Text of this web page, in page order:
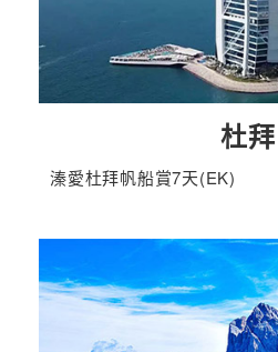
杜拜
溱愛杜拜帆船賞7天(EK)